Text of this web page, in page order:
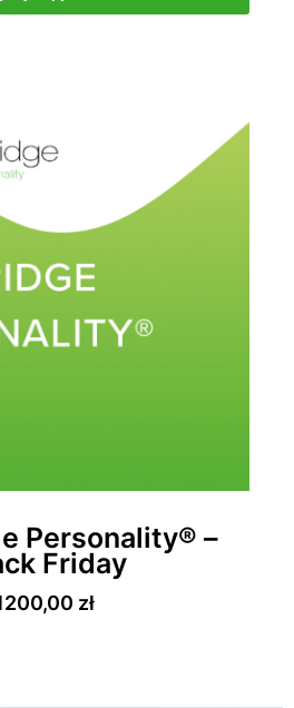
Personality® –
Friday
zł